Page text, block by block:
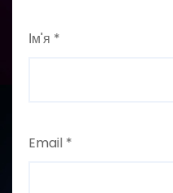
Ім'я *
Email *